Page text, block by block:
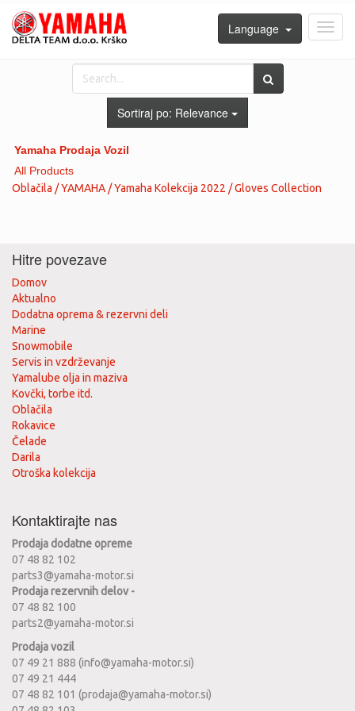
Language
Sortiraj po: Relevance
Yamaha Prodaja Vozil
All Products
Oblačila / YAMAHA / Yamaha Kolekcija 2022 / Gloves Collection
Hitre povezave
Domov
Aktualno
Dodatna oprema & rezervni deli
Marine
Snowmobile
Servis in vzdrževanje
Yamalube olja in maziva
Kovčki, torbe itd.
Oblačila
Rokavice
Čelade
Darila
Otroška kolekcija
Kontaktirajte nas
Prodaja dodatne opreme
07 48 82 102
parts3@yamaha-motor.si
Prodaja rezervnih delov -
07 48 82 100
parts2@yamaha-motor.si
Prodaja vozil
07 49 21 888 (info@yamaha-motor.si)
07 49 21 444
07 48 82 101 (prodaja@yamaha-motor.si)